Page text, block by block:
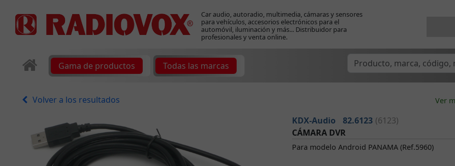
Car audio, autoradio, multimedia, cámaras y sensores
para vehículos, accesorios electrónicos para el
automóvil, iluminación y más... Distribuidor para
profesionales y venta online.
Gama de productos Todas las marcas
Volver a los resultados Ver
KDX-Audio 82.6123 (6123)
CÁMARA DVR
Para modelo Android PANAMA (Ref.5960)